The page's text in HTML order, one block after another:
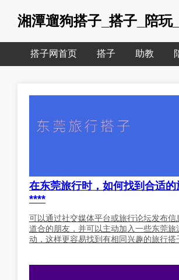
湘潭遛狗搭子_搭子_陪玩
搭子网首页 搭子 助教
在东莞旅行时，如何找到合适的
****
可以通过社交媒体平台或旅行论坛发布信
道合的朋友，并可以主动加入一些东莞旅
动，这样更容易找到有相同兴趣的旅行搭